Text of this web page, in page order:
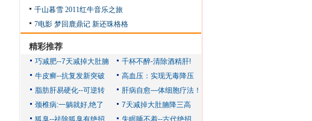
千山暮雪 2011红牛音乐之旅
7电影 梦回鹿鼎记 新还珠格格
精彩推荐